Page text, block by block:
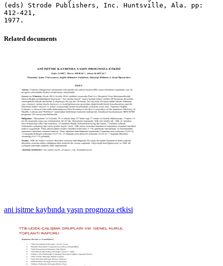
Related documents
ani işitme kaybında yaşın prognoza etkisi